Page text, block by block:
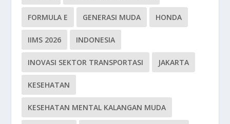
FORMULA E GENERASI MUDA HONDA
IIMS 2026 INDONESIA
INOVASI SEKTOR TRANSPORTASI JAKARTA
KESEHATAN
KESEHATAN MENTAL KALANGAN MUDA